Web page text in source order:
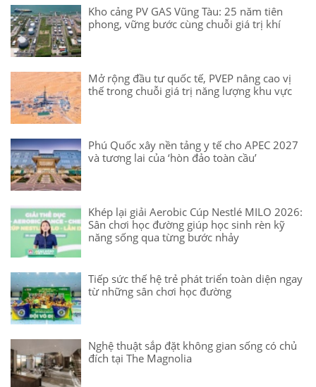
Kho cảng PV GAS Vũng Tàu: 25 năm tiên
phong, vững bước cùng chuỗi giá trị khí
Mở rộng đầu tư quốc tế, PVEP nâng cao vị
thế trong chuỗi giá trị năng lượng khu vực
Phú Quốc xây nền tảng y tế cho APEC 2027
và tương lai của ‘hòn đảo toàn cầu’
Khép lại giải Aerobic Cúp Nestlé MILO 2026:
Sân chơi học đường giúp học sinh rèn kỹ
năng sống qua từng bước nhảy
Tiếp sức thế hệ trẻ phát triển toàn diện ngay
từ những sân chơi học đường
Nghệ thuật sắp đặt không gian sống có chủ
đích tại The Magnolia